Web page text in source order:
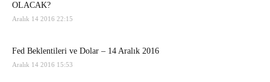
OLACAK?
Aralık 14 2016 22:15
Fed Beklentileri ve Dolar – 14 Aralık 2016
Aralık 14 2016 15:53